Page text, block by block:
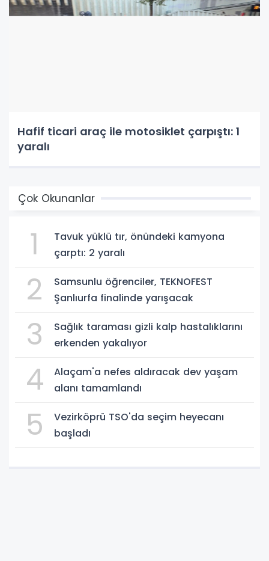
Hafif ticari araç ile motosiklet çarpıştı: 1
yaralı
Çok Okunanlar
1
Tavuk yüklü tır, önündeki kamyona
çarptı: 2 yaralı
2
Samsunlu öğrenciler, TEKNOFEST
Şanlıurfa finalinde yarışacak
3
Sağlık taraması gizli kalp hastalıklarını
erkenden yakalıyor
4
Alaçam'a nefes aldıracak dev yaşam
alanı tamamlandı
5
Vezirköprü TSO'da seçim heyecanı
başladı